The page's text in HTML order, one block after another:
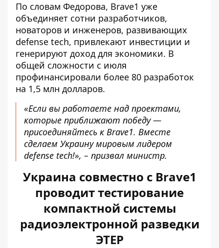
По словам Федорова, Brave1 уже
объединяет сотни разработчиков,
новаторов и инженеров, развивающих
defense tech, привлекают инвестиции и
генерируют доход для экономики. В
общей сложности с июля
профинансировали более 80 разработок
на 1,5 млн долларов.
«Если вы работаете над проектами,
которые приближают победу —
присоединяйтесь к Brave1. Вместе
сделаем Украину мировым лидером
defense tech!», – призвал министр.
Украина совместно с Brave1
проводит тестирование
компактной системы
радиоэлектронной разведки
ЭТЕР